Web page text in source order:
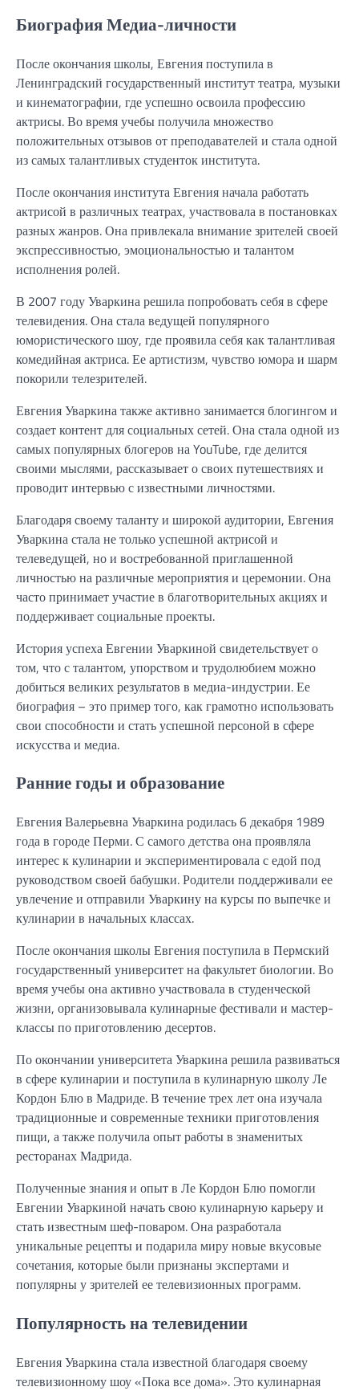
Биография Медиа-личности
После окончания школы, Евгения поступила в
Ленинградский государственный институт театра, музыки
и кинематографии, где успешно освоила профессию
актрисы. Во время учебы получила множество
положительных отзывов от преподавателей и стала одной
из самых талантливых студенток института.
После окончания института Евгения начала работать
актрисой в различных театрах, участвовала в постановках
разных жанров. Она привлекала внимание зрителей своей
экспрессивностью, эмоциональностью и талантом
исполнения ролей.
В 2007 году Уваркина решила попробовать себя в сфере
телевидения. Она стала ведущей популярного
юмористического шоу, где проявила себя как талантливая
комедийная актриса. Ее артистизм, чувство юмора и шарм
покорили телезрителей.
Евгения Уваркина также активно занимается блогингом и
создает контент для социальных сетей. Она стала одной из
самых популярных блогеров на YouTube, где делится
своими мыслями, рассказывает о своих путешествиях и
проводит интервью с известными личностями.
Благодаря своему таланту и широкой аудитории, Евгения
Уваркина стала не только успешной актрисой и
телеведущей, но и востребованной приглашенной
личностью на различные мероприятия и церемонии. Она
часто принимает участие в благотворительных акциях и
поддерживает социальные проекты.
История успеха Евгении Уваркиной свидетельствует о
том, что с талантом, упорством и трудолюбием можно
добиться великих результатов в медиа-индустрии. Ее
биография – это пример того, как грамотно использовать
свои способности и стать успешной персоной в сфере
искусства и медиа.
Ранние годы и образование
Евгения Валерьевна Уваркина родилась 6 декабря 1989
года в городе Перми. С самого детства она проявляла
интерес к кулинарии и экспериментировала с едой под
руководством своей бабушки. Родители поддерживали ее
увлечение и отправили Уваркину на курсы по выпечке и
кулинарии в начальных классах.
После окончания школы Евгения поступила в Пермский
государственный университет на факультет биологии. Во
время учебы она активно участвовала в студенческой
жизни, организовывала кулинарные фестивали и мастер-
классы по приготовлению десертов.
По окончании университета Уваркина решила развиваться
в сфере кулинарии и поступила в кулинарную школу Ле
Кордон Блю в Мадриде. В течение трех лет она изучала
традиционные и современные техники приготовления
пищи, а также получила опыт работы в знаменитых
ресторанах Мадрида.
Полученные знания и опыт в Ле Кордон Блю помогли
Евгении Уваркиной начать свою кулинарную карьеру и
стать известным шеф-поваром. Она разработала
уникальные рецепты и подарила миру новые вкусовые
сочетания, которые были признаны экспертами и
популярны у зрителей ее телевизионных программ.
Популярность на телевидении
Евгения Уваркина стала известной благодаря своему
телевизионному шоу «Пока все дома». Это кулинарная